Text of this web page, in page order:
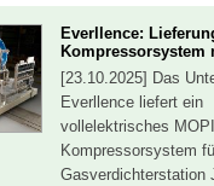
Everllence:
Kompressorsystem
[23.10.2025] Das
Everllence liefert ein
vollelektrisches
Kompressorsystem
Gasverdichterstation